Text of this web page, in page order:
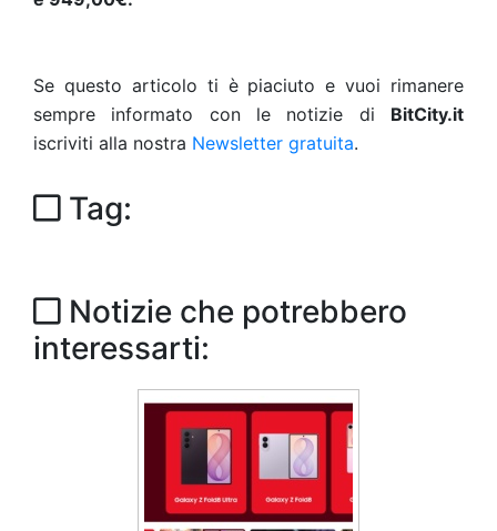
Se questo articolo ti è piaciuto e vuoi rimanere
sempre informato con le notizie di BitCity.it
iscriviti alla nostra Newsletter gratuita.
Tag:
Notizie che potrebbero
interessarti: